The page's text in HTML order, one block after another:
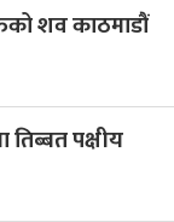
शव काठमाडौं
तिब्बत पक्षीय